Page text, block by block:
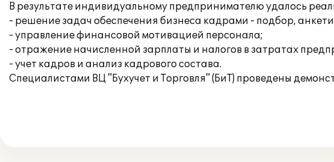
В результате индивидуальному предпринимателю удалось
- решение задач обеспечения бизнеса кадрами - подбор,
- управление финансовой мотивацией персонала;
- отражение начисленной зарплаты и налогов в затратах
- учет кадров и анализ кадрового состава.
Специалистами ВЦ "Бухучет и Торговля" (БиТ) проведены